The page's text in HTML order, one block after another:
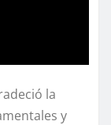
la
y